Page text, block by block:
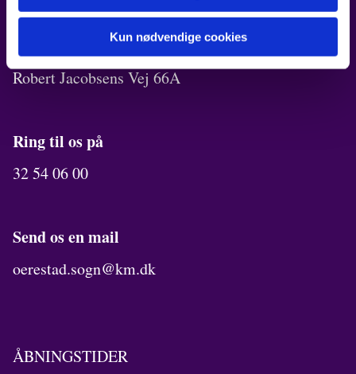
Kun nødvendige cookies
Robert Jacobsens Vej 70A
Menighedslokaler
Robert Jacobsens Vej 66A
Ring til os på
32 54 06 00
Send os en mail
oerestad.sogn@km.dk
ÅBNINGSTIDER